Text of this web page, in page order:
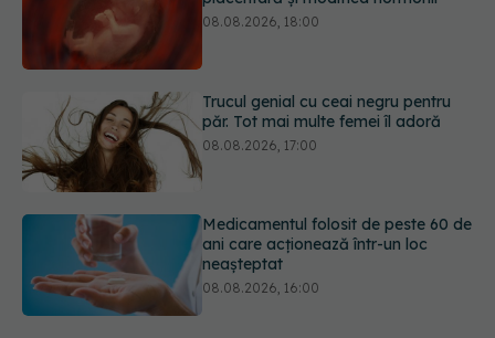
Trucul genial cu ceai negru pentru
Medicamentul folosit de peste 60 de
Transpirații nocturne: semnul ignorat
care poate ascunde probleme